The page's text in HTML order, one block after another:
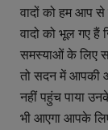
वादों को हम आप से
वादो को भूल गए हैं
समस्याओं के लिए
तो सदन में आपकी
नहीं पहुंच पाया
भी आएगा आपके